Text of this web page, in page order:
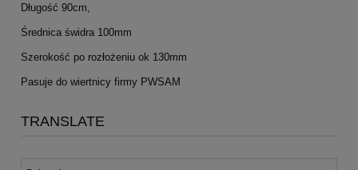
Długość 90cm,
Średnica świdra 100mm
Szerokość po rozłożeniu ok 130mm
Pasuje do wiertnicy firmy PWSAM
TRANSLATE